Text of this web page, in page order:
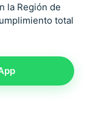
la Región de
total